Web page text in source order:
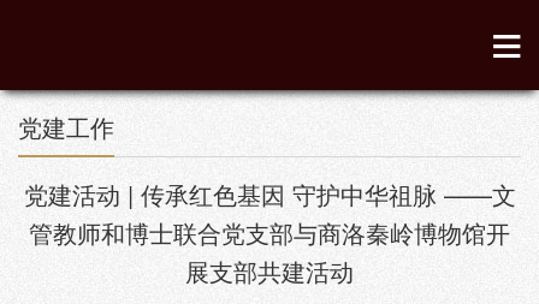
党建工作
党建活动 | 传承红色基因 守护中华祖脉 ——文
管教师和博士联合党支部与商洛秦岭博物馆开
展支部共建活动